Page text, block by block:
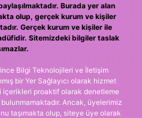
Burada yer alan
olup, gerçek kurum ve kişiler
Gerçek kurum ve kişiler ile
Sitemizdeki bilgiler taslak
Bilgi Teknolojileri ve İletişim
bir Yer Sağlayıcı olarak hizmet
içerikleri proaktif olarak denetleme
Ancak, üyelerimiz
taşımakta olup, siteye üye olarak